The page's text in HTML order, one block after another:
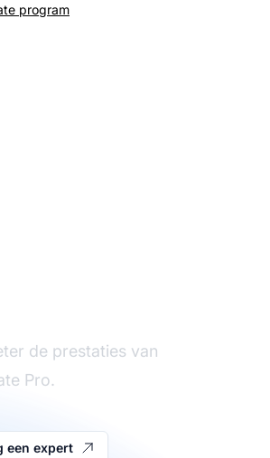
program
de prestaties van
Pro.
een expert